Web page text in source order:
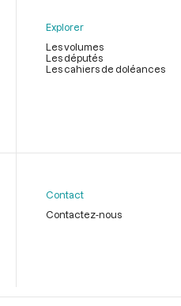
Explorer
Les volumes
Les députés
Les cahiers de doléances
Contact
Contactez-nous